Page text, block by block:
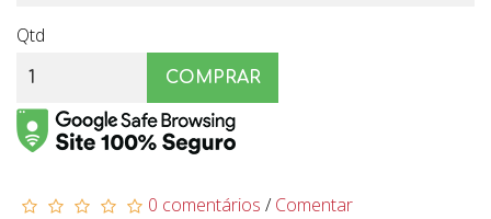
Qtd
COMPRAR
0 comentários /Comentar